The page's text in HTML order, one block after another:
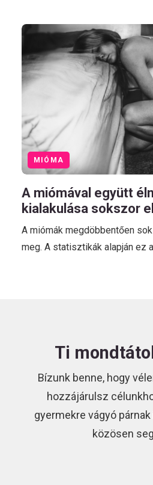
MIÓMA
A miómával együtt
kialakulása sokszor
A miómák megdöbbentően
meg. A statisztikák alapján ez
Ti
Bízunk benne, hogy
hozzájárulsz
gyermekre vágyó
közösen